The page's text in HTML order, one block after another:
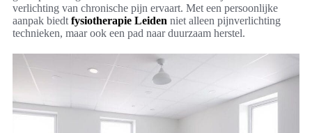
verlichting van chronische pijn ervaart. Met een persoonlijke
aanpak biedt fysiotherapie Leiden niet alleen pijnverlichting
technieken, maar ook een pad naar duurzaam herstel.